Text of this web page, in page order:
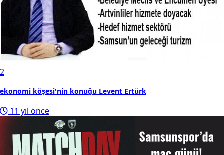
2
ekonomi köşesi'nin konuğu Levent Ertürk
11 yıl önce